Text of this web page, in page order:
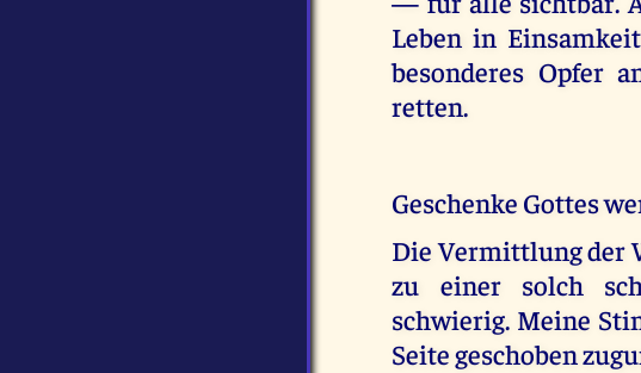
Leben in
besonderes Opfer
retten.
Geschenke Gottes
Die Vermittlung der
zu einer solch
schwierig. Meine
Seite geschoben